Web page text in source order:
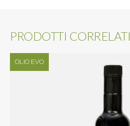
PRODOTTI CORRELATI
OLIO EVO